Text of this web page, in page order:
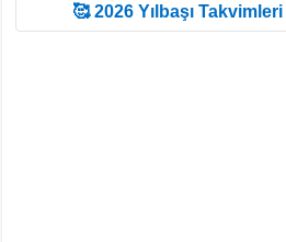
🥰 2026 Yılbaşı